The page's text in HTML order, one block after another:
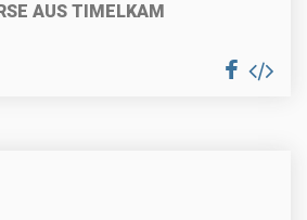
AUS TIMELKAM